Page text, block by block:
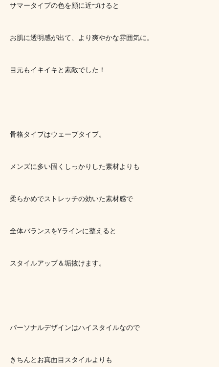
サマータイプの色を顔に近づけると
お肌に透明感が出て、より爽やかな雰囲気に。
目元もイキイキと素敵でした！
骨格タイプはウェーブタイプ。
メンズに多い固くしっかりした素材よりも
柔らかめでストレッチの効いた素材感で
全体バランスをYラインに整えると
スタイルアップ＆垢抜けます。
パーソナルデザインはハイスタイルなので
きちんとお真面目スタイルよりも